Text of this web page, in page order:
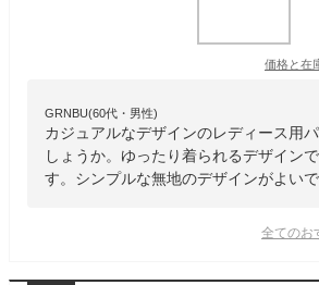
価格と在
GRNBU(60代・男性)
カジュアルなデザインのレディース用
しょうか。ゆったり着られるデザイン
す。シンプルな無地のデザインがよいで
全てのお